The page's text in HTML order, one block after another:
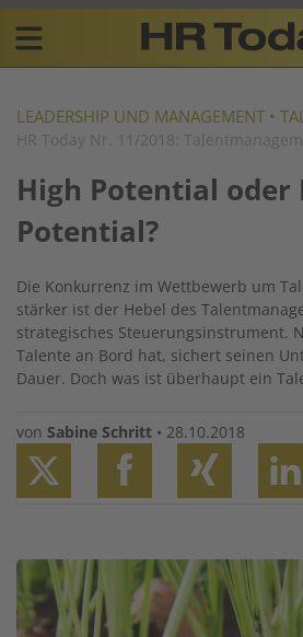
Skip
content
Plattform
für
Resources
navigation
DE
LEADERSHIP UND MANAGEMENT •
HR Today Nr. 11/2018:
High Potential oder
Potential?
Die Konkurrenz im Wettbewerb um
stärker ist der Hebel des
strategisches Steuerungsinstrument.
Talente an Bord hat, sichert seinen
Dauer. Doch was ist überhaupt ein
von Sabine Schritt • 28.10.2018
Image